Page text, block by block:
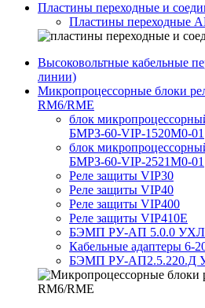
Пластины переходные и
Пластины переходные
Высоковольтные кабельные
линии)
Микропроцессорные блоки
RM6/RME
блок
БМРЗ-60-VIP-1520М0-01
блок
БМРЗ-60-VIP-2521М0-01
Реле защиты VIP30
Реле защиты VIP40
Реле защиты VIP400
Реле защиты VIP410E
БЭМП РУ-АП 5.0.0
Кабельные адаптеры 6-
БЭМП РУ-АП2.5.220.Д